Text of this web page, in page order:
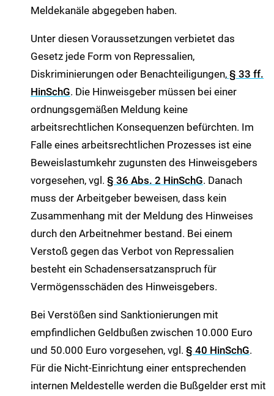
Meldekanäle abgegeben haben.
Unter diesen Voraussetzungen verbietet das
Gesetz jede Form von Repressalien,
Diskriminierungen oder Benachteiligungen, § 33 ff.
HinSchG. Die Hinweisgeber müssen bei einer
ordnungsgemäßen Meldung keine
arbeitsrechtlichen Konsequenzen befürchten. Im
Falle eines arbeitsrechtlichen Prozesses ist eine
Beweislastumkehr zugunsten des Hinweisgebers
vorgesehen, vgl. § 36 Abs. 2 HinSchG. Danach
muss der Arbeitgeber beweisen, dass kein
Zusammenhang mit der Meldung des Hinweises
durch den Arbeitnehmer bestand. Bei einem
Verstoß gegen das Verbot von Repressalien
besteht ein Schadensersatzanspruch für
Vermögensschäden des Hinweisgebers.
Bei Verstößen sind Sanktionierungen mit
empfindlichen Geldbußen zwischen 10.000 Euro
und 50.000 Euro vorgesehen, vgl. § 40 HinSchG.
Für die Nicht-Einrichtung einer entsprechenden
internen Meldestelle werden die Bußgelder erst mit